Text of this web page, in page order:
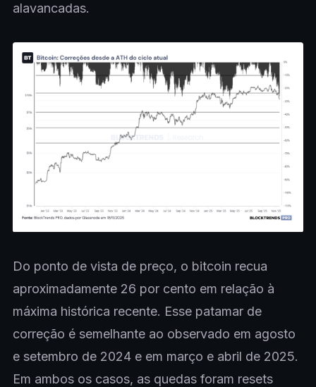
alavancadas.
Do ponto de vista de preço, o bitcoin recua
aproximadamente 26 por cento em relação à
máxima histórica recente. Esse patamar de
correção é semelhante ao observado em agosto
e setembro de 2024 e em março e abril de 2025.
Em ambos os casos, as quedas foram resets